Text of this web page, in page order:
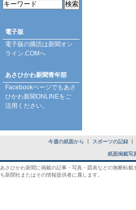
電子版
電子版の購読は新聞オン
ライン.COMへ
あさひかわ新聞青年部
Facebookページでもあさ
ひかわ新聞ONLINEをご
活用ください。
今週の紙面から スポーツの記録
紙面掲載写
あさひかわ新聞に掲載の記事・写真・図表などの無断転載
ち新聞社またはその情報提供者に属します。